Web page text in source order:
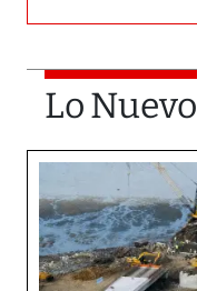
Lo Nuevo